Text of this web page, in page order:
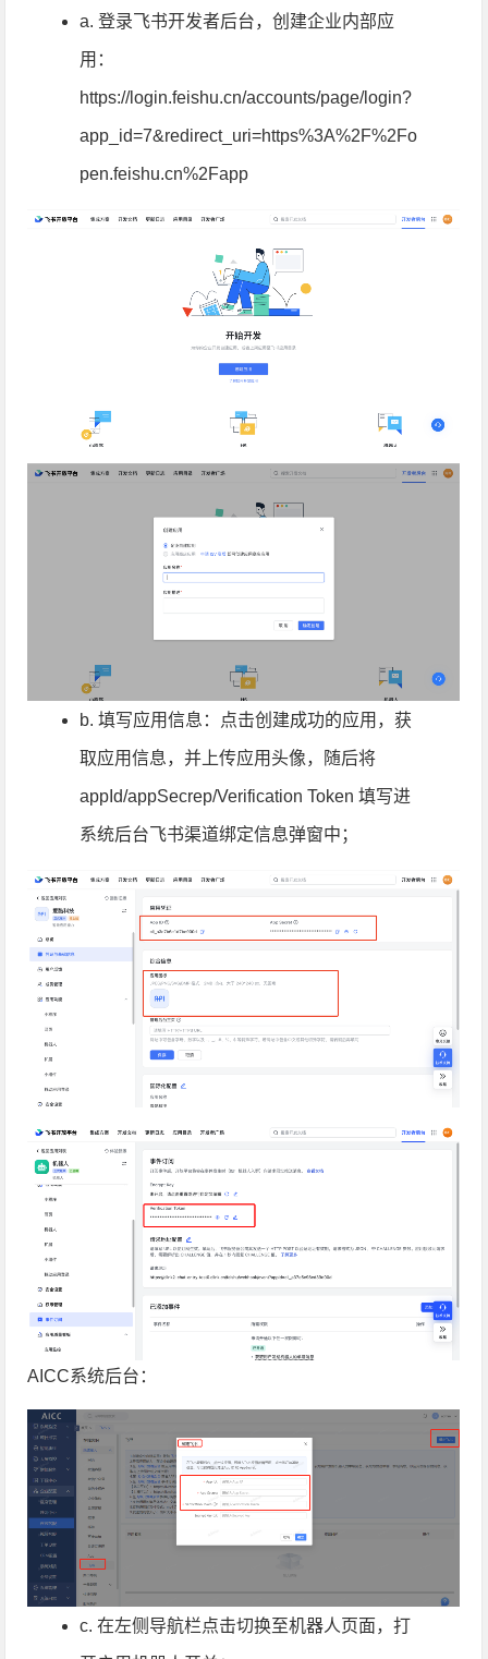
a. 登录飞书开发者后台，创建企业内部应
用：
https://login.feishu.cn/accounts/page/login?
app_id=7&redirect_uri=https%3A%2F%2Fo
pen.feishu.cn%2Fapp
b. 填写应用信息：点击创建成功的应用，获
取应用信息，并上传应用头像，随后将
appId/appSecrep/Verification Token 填写进
系统后台飞书渠道绑定信息弹窗中；
AICC系统后台：
c. 在左侧导航栏点击切换至机器人页面，打